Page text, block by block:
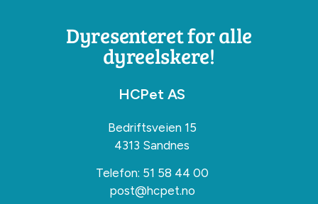
Dyresenteret for alle
dyreelskere!
HCPet AS
Bedriftsveien 15
4313 Sandnes
Telefon: 51 58 44 00
post@hcpet.no